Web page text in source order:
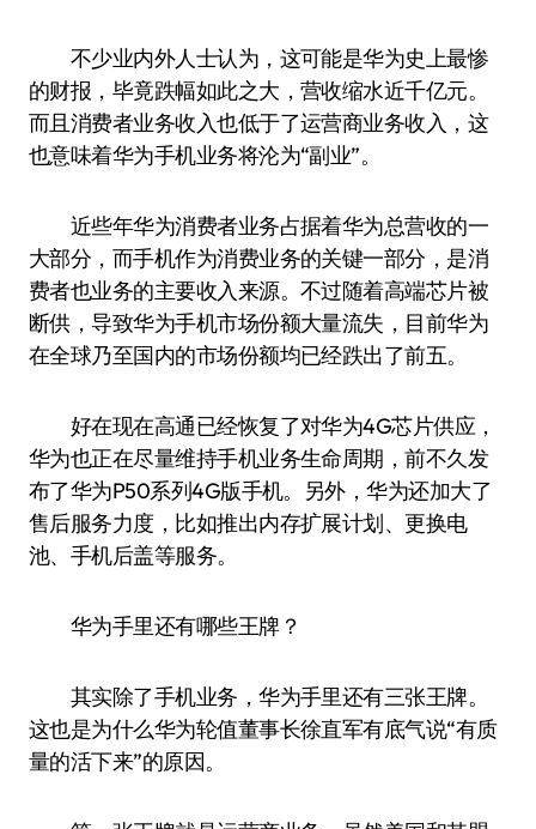
不少业内外人士认为，这可能是华为史上最惨
的财报，毕竟跌幅如此之大，营收缩水近千亿元。
而且消费者业务收入也低于了运营商业务收入，这
也意味着华为手机业务将沦为“副业”。
近些年华为消费者业务占据着华为总营收的一
大部分，而手机作为消费业务的关键一部分，是消
费者也业务的主要收入来源。不过随着高端芯片被
断供，导致华为手机市场份额大量流失，目前华为
在全球乃至国内的市场份额均已经跌出了前五。
好在现在高通已经恢复了对华为4G芯片供应，
华为也正在尽量维持手机业务生命周期，前不久发
布了华为P50系列4G版手机。另外，华为还加大了
售后服务力度，比如推出内存扩展计划、更换电
池、手机后盖等服务。
华为手里还有哪些王牌？
其实除了手机业务，华为手里还有三张王牌。
这也是为什么华为轮值董事长徐直军有底气说“有质
量的活下来”的原因。